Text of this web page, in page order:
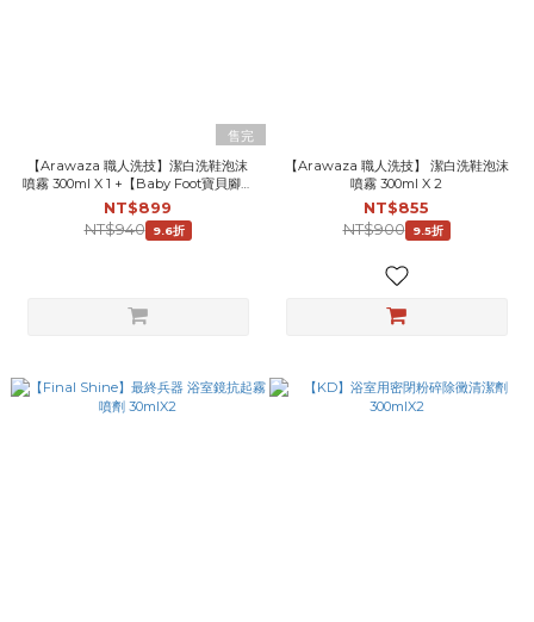
售完
【Arawaza 職人洗技】潔白洗鞋泡沫
噴霧 300ml X 1 +【Baby Foot寶貝腳】
擺脫鞋臭抗菌防霉鞋粉X 1
NT$899
NT$940
9.6折
【Arawaza 職人洗技】 潔白洗鞋泡沫
噴霧 300ml X 2
NT$855
NT$900
9.5折